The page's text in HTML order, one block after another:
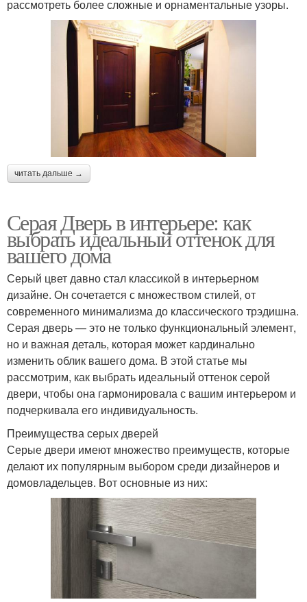
рассмотреть более сложные и орнаментальные узоры.
читать дальше →
Серая Дверь в интерьере: как
выбрать идеальный оттенок для
вашего дома
Серый цвет давно стал классикой в интерьерном
дизайне. Он сочетается с множеством стилей, от
современного минимализма до классического трэдишна.
Серая дверь — это не только функциональный элемент,
но и важная деталь, которая может кардинально
изменить облик вашего дома. В этой статье мы
рассмотрим, как выбрать идеальный оттенок серой
двери, чтобы она гармонировала с вашим интерьером и
подчеркивала его индивидуальность.
Преимущества серых дверей
Серые двери имеют множество преимуществ, которые
делают их популярным выбором среди дизайнеров и
домовладельцев. Вот основные из них: